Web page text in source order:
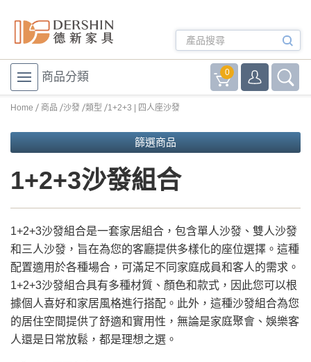
商品分類 0
Home 商品 沙發 類型 1+2+3 | 四人座沙發
篩選商品
1+2+3沙發組合
1+2+3沙發組合是一套家居組合，包含單人沙發、雙人沙發
和三人沙發，旨在為您的客廳提供多樣化的座位選擇。這種
配置適用於各種場合，可滿足不同家庭成員和客人的需求。
1+2+3沙發組合具有多種材質、顏色和款式，因此您可以根
據個人喜好和家居風格進行搭配。此外，這種沙發組合為您
的居住空間提供了舒適和實用性，無論是家庭聚會、娛樂客
人還是日常放鬆，都是理想之選。